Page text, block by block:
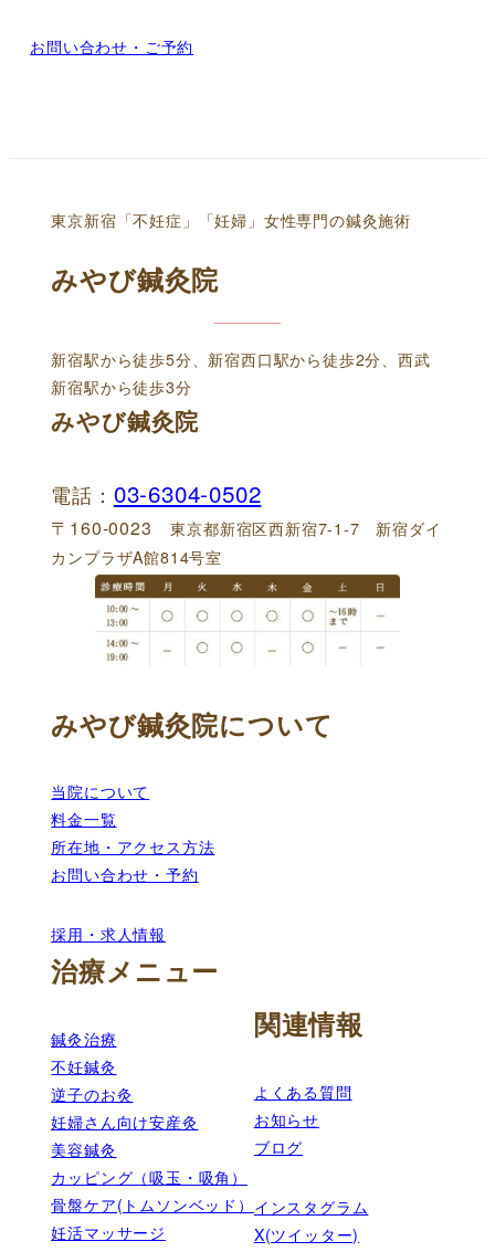
お問い合わせ・ご予約
東京新宿「不妊症」「妊婦」女性専門の鍼灸施術
みやび鍼灸院
新宿駅から徒歩5分、新宿西口駅から徒歩2分、西武
新宿駅から徒歩3分
みやび鍼灸院
電話： 03-6304-0502
〒160-0023東京都新宿区西新宿7-1-7 新宿ダイ
カンプラザA館814号室
みやび鍼灸院について
当院について
料金一覧
所在地・アクセス方法
お問い合わせ・予約
採用・求人情報
治療メニュー
鍼灸治療
不妊鍼灸
逆子のお灸
妊婦さん向け安産灸
美容鍼灸
カッピング（吸玉・吸角）
骨盤ケア(トムソンベッド）
妊活マッサージ
関連情報
よくある質問
お知らせ
ブログ
インスタグラム
X(ツイッター)